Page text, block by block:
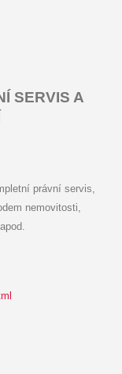
SERVIS A
právní servis,
nemovitosti,